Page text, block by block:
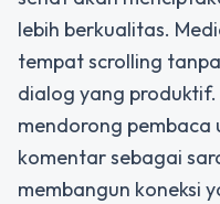
lebih berkualitas.
tempat scrolling
dialog yang produktif.
mendorong
komentar sebagai
membangun koneksi